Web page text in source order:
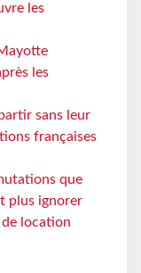
les
les
sans leur
françaises
que
plus ignorer
de location